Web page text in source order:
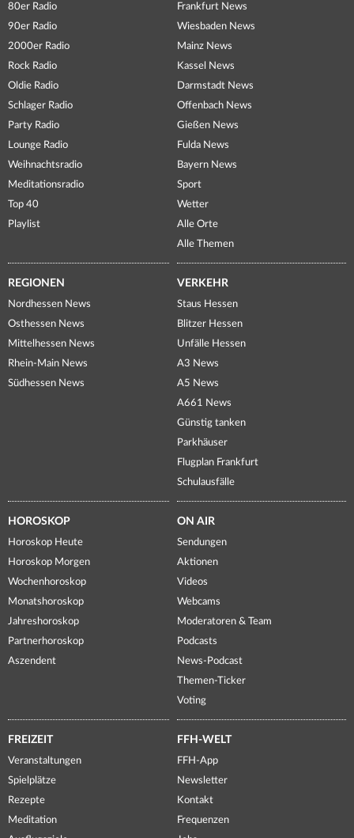
80er Radio
90er Radio
2000er Radio
Rock Radio
Oldie Radio
Schlager Radio
Party Radio
Lounge Radio
Weihnachtsradio
Meditationsradio
Top 40
Playlist
Frankfurt News
Wiesbaden News
Mainz News
Kassel News
Darmstadt News
Offenbach News
Gießen News
Fulda News
Bayern News
Sport
Wetter
Alle Orte
Alle Themen
REGIONEN
Nordhessen News
Osthessen News
Mittelhessen News
Rhein-Main News
Südhessen News
VERKEHR
Staus Hessen
Blitzer Hessen
Unfälle Hessen
A3 News
A5 News
A661 News
Günstig tanken
Parkhäuser
Flugplan Frankfurt
Schulausfälle
HOROSKOP
Horoskop Heute
Horoskop Morgen
Wochenhoroskop
Monatshoroskop
Jahreshoroskop
Partnerhoroskop
Aszendent
ON AIR
Sendungen
Aktionen
Videos
Webcams
Moderatoren & Team
Podcasts
News-Podcast
Themen-Ticker
Voting
FREIZEIT
Veranstaltungen
Spielplätze
Rezepte
Meditation
FFH-WELT
FFH-App
Newsletter
Kontakt
Frequenzen